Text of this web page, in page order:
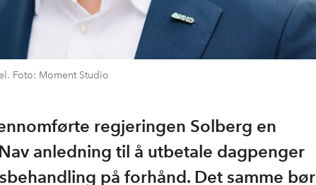
Foto: Moment Studio
regjeringen Solberg en
anledning til å utbetale dagpenger
på forhånd. Det samme bør